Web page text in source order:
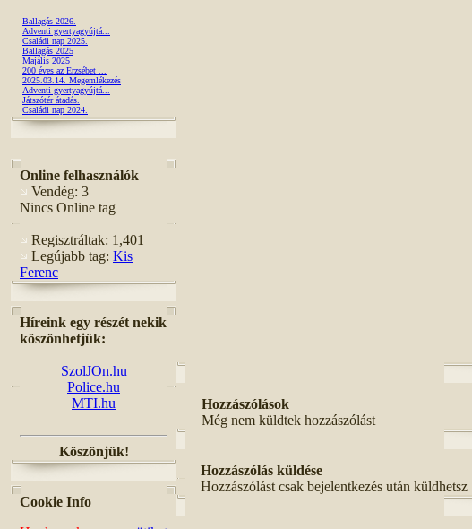
Ballagás 2026.
Adventi gyertyagyújtá...
Családi nap 2025.
Ballagás 2025
Majális 2025
200 éves az Erzsébet ...
2025.03.14. Megemlékezés
Adventi gyertyagyújtá...
Játszótér átadás.
Családi nap 2024.
Online felhasználók
Vendég: 3
Nincs Online tag
Regisztráltak: 1,401
Legújabb tag: Kis
Ferenc
Híreink egy részét nekik
köszönhetjük:
SzolJOn.hu
Police.hu
MTI.hu
Köszönjük!
Cookie Info
Hozzászólások
Még nem küldtek hozzászólást
Hozzászólás küldése
Hozzászólást csak bejelentkezés után küldhetsz